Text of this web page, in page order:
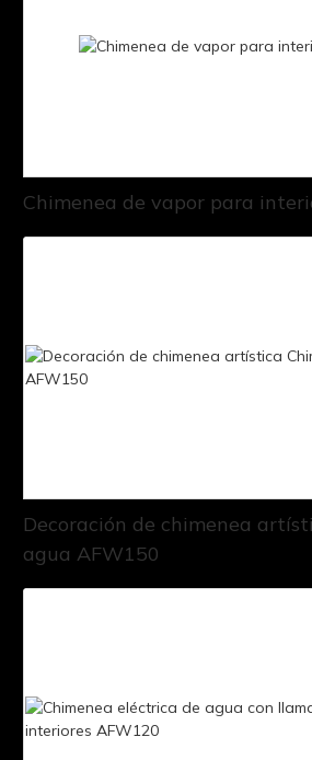
Chimenea de vapor para
Decoración de chimenea
agua AFW150